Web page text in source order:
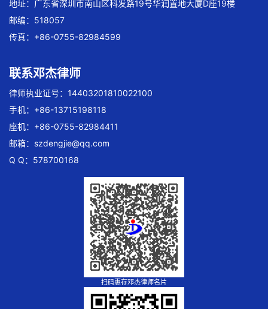
地址：广东省深圳市南山区科发路19号华润置地大厦D座19楼
邮编：518057
传真：+86-0755-82984599
联系邓杰律师
律师执业证号：14403201810022100
手机：+86-13715198118
座机：+86-0755-82984411
邮箱： szdengjie@qq.com
Q Q：578700168
扫码惠存邓杰律师名片